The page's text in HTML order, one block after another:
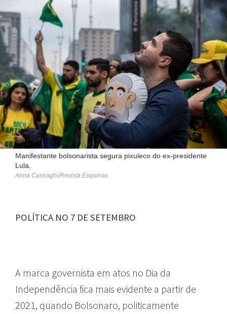
Manifestante bolsonarista segura pixuleco do ex-presidente
Lula.
Anna Casiraghi/Revista Esquinas
POLÍTICA NO 7 DE SETEMBRO
A marca governista em atos no Dia da
Independência fica mais evidente a partir de
2021, quando Bolsonaro, politicamente